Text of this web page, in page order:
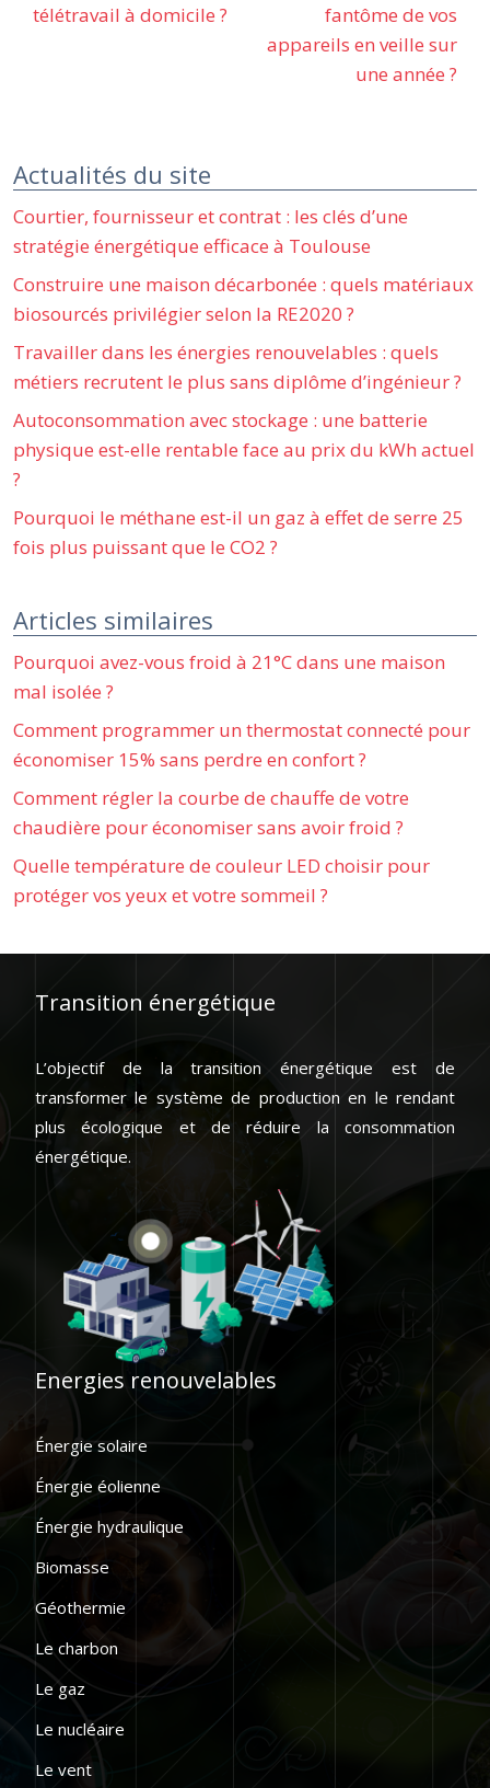
télétravail à domicile ?
fantôme de vos
appareils en veille sur
une année ?
Actualités du site
Courtier, fournisseur et contrat : les clés d’une
stratégie énergétique efficace à Toulouse
Construire une maison décarbonée : quels matériaux
biosourcés privilégier selon la RE2020 ?
Travailler dans les énergies renouvelables : quels
métiers recrutent le plus sans diplôme d’ingénieur ?
Autoconsommation avec stockage : une batterie
physique est-elle rentable face au prix du kWh actuel
?
Pourquoi le méthane est-il un gaz à effet de serre 25
fois plus puissant que le CO2 ?
Articles similaires
Pourquoi avez-vous froid à 21°C dans une maison
mal isolée ?
Comment programmer un thermostat connecté pour
économiser 15% sans perdre en confort ?
Comment régler la courbe de chauffe de votre
chaudière pour économiser sans avoir froid ?
Quelle température de couleur LED choisir pour
protéger vos yeux et votre sommeil ?
Transition énergétique
L’objectif de la transition énergétique est de
transformer le système de production en le rendant
plus écologique et de réduire la consommation
énergétique.
Energies renouvelables
Énergie solaire
Énergie éolienne
Énergie hydraulique
Biomasse
Géothermie
Le charbon
Le gaz
Le nucléaire
Le vent